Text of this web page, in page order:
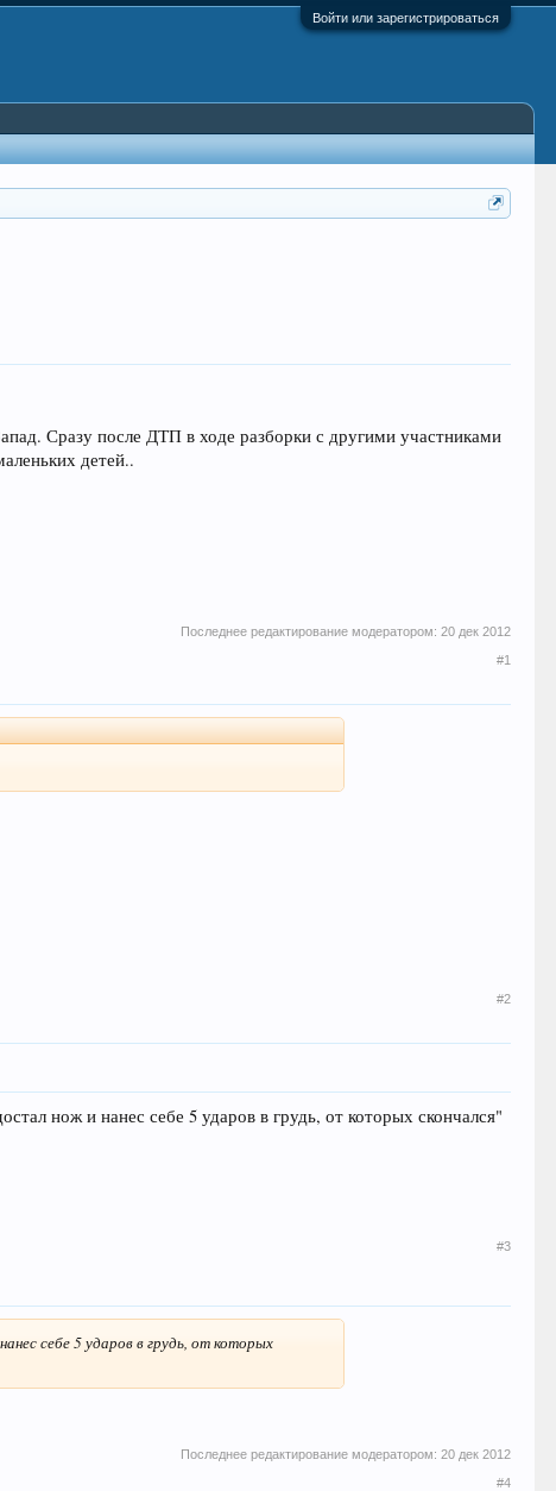
Войти или зарегистрироваться
Сразу после ДТП в ходе разборки с другими участниками
детей..
Последнее редактирование модератором: 20 дек 2012
#1
#2
нож и нанес себе 5 ударов в грудь, от которых скончался"
#3
себе 5 ударов в грудь, от которых
Последнее редактирование модератором: 20 дек 2012
#4